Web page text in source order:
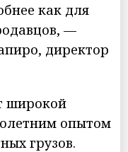
как для
—
директор
широкой
опытом
грузов.